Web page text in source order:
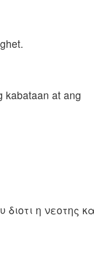
kabataan at ang
η νεοτης